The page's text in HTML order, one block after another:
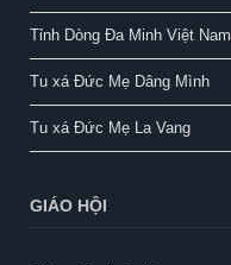
Tỉnh Dòng Đa Minh Việt Nam
Tu xá Đức Mẹ Dâng Mình
Tu xá Đức Mẹ La Vang
GIÁO HỘI